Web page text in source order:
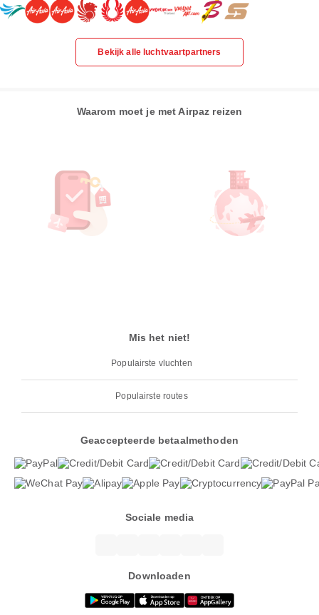
Bekijk alle luchtvaartpartners
Waarom moet je met Airpaz reizen
Mis het niet!
Populairste vluchten
Populairste routes
Geaccepteerde betaalmethoden
Sociale media
Downloaden